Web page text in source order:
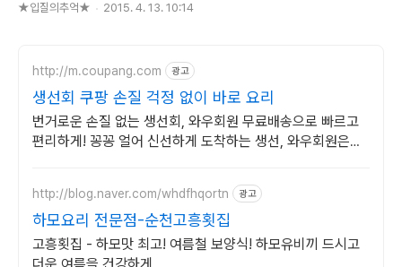
★입질의추억★ 2015. 4. 13. 10:14
http://m.coupang.com 광고
생선회 쿠팡 손질 걱정 없이 바로 요리
번거로운 손질 없는 생선회, 와우회원 무료배송으로 빠르고
편리하게! 꽁꽁 얼어 신선하게 도착하는 생선, 와우회원은
http://blog.naver.com/whdfhqortn 광고
하모요리 전문점-순천고흥횟집
고흥횟집 - 하모맛 최고! 여름철 보양식! 하모유비끼 드시고